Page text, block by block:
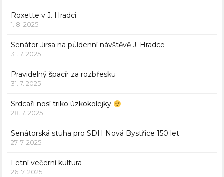
Roxette v J. Hradci
1. 8. 2025
Senátor Jirsa na půldenní návštěvě J. Hradce
31. 7. 2025
Pravidelný špacír za rozbřesku
31. 7. 2025
Srdcaři nosí triko úzkokolejky
28. 7. 2025
Senátorská stuha pro SDH Nová Bystřice 150 let
27. 7. 2025
Letní večerní kultura
26. 7. 2025